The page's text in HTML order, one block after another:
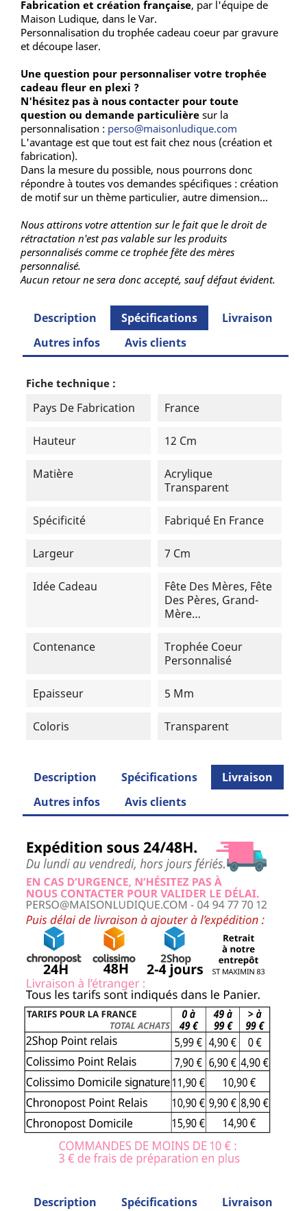
Fabrication et création française, par l'équipe de
Maison Ludique, dans le Var.
Personnalisation du trophée cadeau coeur par gravure
et découpe laser.
Une question pour personnaliser votre trophée
cadeau fleur en plexi ?
N'hésitez pas à nous contacter pour toute
question ou demande particulière sur la
personnalisation : perso@maisonludique.com
L'avantage est que tout est fait chez nous (création et
fabrication).
Dans la mesure du possible, nous pourrons donc
répondre à toutes vos demandes spécifiques : création
de motif sur un thème particulier, autre dimension...
Nous attirons votre attention sur le fait que le droit de
rétractation n'est pas valable sur les produits
personnalisés comme ce trophée fête des mères
personnalisé.
Aucun retour ne sera donc accepté, sauf défaut évident.
Description Spécifications
Livraison
Autres infos
Avis clients
Fiche technique :
Pays De Fabrication France
Hauteur 12 Cm
Matière
Acrylique
Transparent
Spécificité Fabriqué En France
Largeur 7 Cm
Idée Cadeau
Fête Des Mères, Fête
Des Pères, Grand-
Mère…
Contenance
Trophée Coeur
Personnalisé
Epaisseur 5 Mm
Coloris Transparent
Description Spécifications
Livraison
Autres infos
Avis clients
Description Spécifications
Livraison